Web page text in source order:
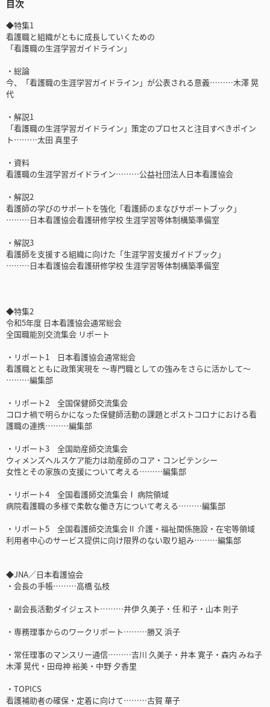
目次
◆特集1
看護職と組織がともに成長していくための
「看護職の生涯学習ガイドライン」
・総論
今、「看護職の生涯学習ガイドライン」が公表される意義………木澤 晃
代
・解説1
「看護職の生涯学習ガイドライン」策定のプロセスと注目すべきポイン
ト………太田 真里子
・資料
看護職の生涯学習ガイドライン………公益社団法人日本看護協会
・解説2
看護師の学びのサポートを強化「看護師のまなびサポートブック」
………日本看護協会看護研修学校 生涯学習等体制構築準備室
・解説3
看護師を支援する組織に向けた「生涯学習支援ガイドブック」
………日本看護協会看護研修学校 生涯学習等体制構築準備室
◆特集2
令和5年度 日本看護協会通常総会
全国職能別交流集会 リポート
・リポート1 日本看護協会通常総会
看護職とともに政策実現を 〜専門職としての強みをさらに活かして〜
………編集部
・リポート2 全国保健師交流集会
コロナ禍で明らかになった保健師活動の課題とポストコロナにおける看
護職の連携………編集部
・リポート3 全国助産師交流集会
ウィメンズヘルスケア能力は助産師のコア・コンピテンシー
女性とその家族の支援について考える………編集部
・リポート4 全国看護師交流集会Ⅰ 病院領域
病院看護職の多様で柔軟な働き方について考える………編集部
・リポート5 全国看護師交流集会Ⅱ 介護・福祉関係施設・在宅等領域
利用者中心のサービス提供に向け限界のない取り組み………編集部
◆JNA／日本看護協会
・会長の手帳………高橋 弘枝
・副会長活動ダイジェスト………井伊 久美子・任 和子・山本 則子
・専務理事からのワークリポート………勝又 浜子
・常任理事のマンスリー通信………吉川 久美子・井本 寛子・森内 みね子
木澤 晃代・田母神 裕美・中野 夕香里
・TOPICS
看護補助者の確保・定着に向けて………古賀 華子